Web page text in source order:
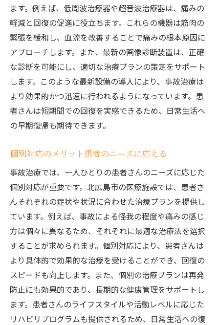
ます。例えば、低周波治療器や超音波治療器は、痛みの
軽減と回復の促進に役立ちます。これらの機器は筋肉の
緊張を緩和し、血流を改善することで痛みの根本原因に
アプローチします。また、最新の画像診断装置は、正確
な診断を可能にし、適切な治療プランの策定をサポート
します。このような最新設備の導入により、事故治療は
より効果的かつ迅速に行われるようになっています。患
者さんは短期間での回復を実感できるため、日常生活へ
の早期復帰も期待できます。
個別対応のメリット患者のニーズに応える
事故治療では、一人ひとりの患者さんのニーズに応じた
個別対応が重要です。北広島市の医療施設では、患者さ
んそれぞれの症状や状況に合わせた治療プランを提供し
ています。例えば、事故による怪我の程度や痛みの感じ
方は個々に異なるため、それぞれに最適な治療法を選択
することが求められます。個別対応により、患者さんは
より具体的で効果的な治療を受けることができ、回復の
スピードも向上します。また、個別の治療プランは再発
防止にも効果的であり、長期的な健康管理をサポートし
ます。患者さんのライフスタイルや活動レベルに応じた
リハビリプログラムも提供されるため、日常生活への復